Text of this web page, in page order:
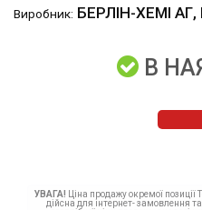
Виробник: БЕРЛІН-ХЕМІ
В
УВАГА! Ціна продажу окремої позиції
дійсна для інтернет- замовлення